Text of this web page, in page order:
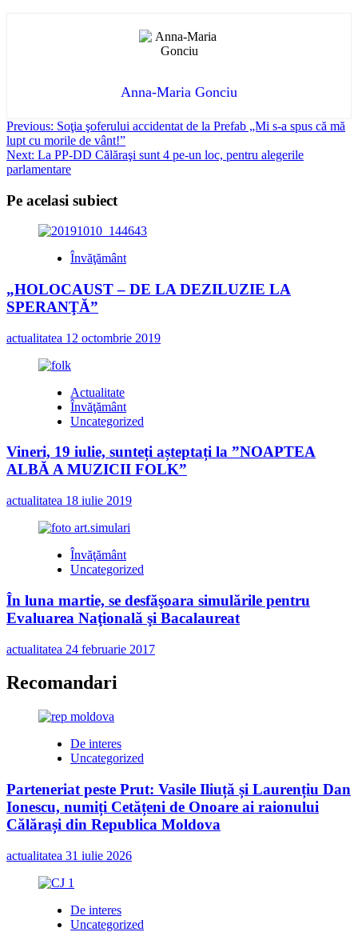
Anna-Maria Gonciu
Post
navigation
Previous: Soţia şoferului accidentat de la Prefab „Mi s-a spus că mă
lupt cu morile de vânt!”
Next: La PP-DD Călăraşi sunt 4 pe-un loc, pentru alegerile
parlamentare
Pe acelasi subiect
Învăţământ
„HOLOCAUST – DE LA DEZILUZIE LA
SPERANŢĂ”
actualitatea 12 octombrie 2019
Actualitate
Învăţământ
Uncategorized
Vineri, 19 iulie, sunteți așteptați la ”NOAPTEA
ALBĂ A MUZICII FOLK”
actualitatea 18 iulie 2019
Învăţământ
Uncategorized
În luna martie, se desfăşoara simulările pentru
Evaluarea Naţională şi Bacalaureat
actualitatea 24 februarie 2017
Recomandari
De interes
Uncategorized
Parteneriat peste Prut: Vasile Iliuță și Laurențiu Dan
Ionescu, numiți Cetățeni de Onoare ai raionului
Călărași din Republica Moldova
actualitatea 31 iulie 2026
De interes
Uncategorized